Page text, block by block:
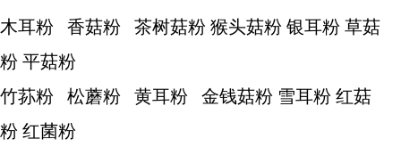
木耳粉 香菇粉 茶树菇粉 猴头菇粉 银耳粉 草菇
粉 平菇粉
竹荪粉 松蘑粉 黄耳粉 金钱菇粉 雪耳粉 红菇
粉 红菌粉